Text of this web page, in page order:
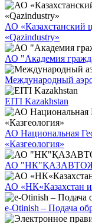
АО «Казахстанский
«Qazindustry»
АО "Академия
Международный
EITI Kazakhstan
АО Национальная
«Казгеология»
АО
АО «НК«Казахстан
e-Otinish – Подача